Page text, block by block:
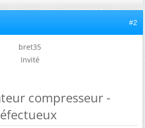
#2
bret35
Invité
compresseur -